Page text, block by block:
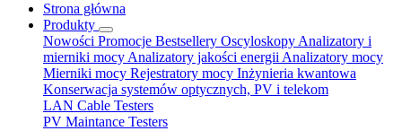
Strona główna
Produkty
Nowości Promocje Bestsellery Oscyloskopy Analizatory i
mierniki mocy Analizatory jakości energii Analizatory mocy
Mierniki mocy Rejestratory mocy Inżynieria kwantowa
Konserwacja systemów optycznych, PV i telekom
LAN Cable Testers
PV Maintance Testers